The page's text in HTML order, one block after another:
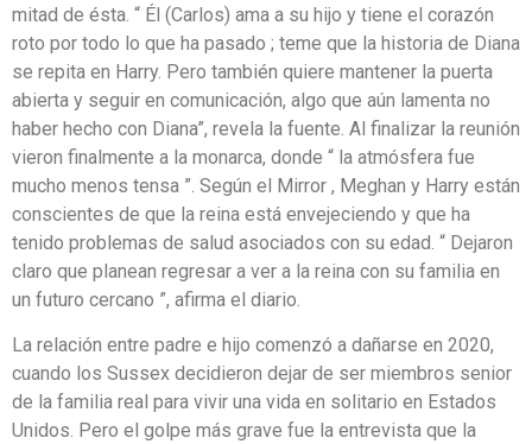
mitad de ésta. “ Él (Carlos) ama a su hijo y tiene el corazón
roto por todo lo que ha pasado ; teme que la historia de Diana
se repita en Harry. Pero también quiere mantener la puerta
abierta y seguir en comunicación, algo que aún lamenta no
haber hecho con Diana”, revela la fuente. Al finalizar la reunión
vieron finalmente a la monarca, donde “ la atmósfera fue
mucho menos tensa ”. Según el Mirror , Meghan y Harry están
conscientes de que la reina está envejeciendo y que ha
tenido problemas de salud asociados con su edad. “ Dejaron
claro que planean regresar a ver a la reina con su familia en
un futuro cercano ”, afirma el diario.
La relación entre padre e hijo comenzó a dañarse en 2020,
cuando los Sussex decidieron dejar de ser miembros senior
de la familia real para vivir una vida en solitario en Estados
Unidos. Pero el golpe más grave fue la entrevista que la